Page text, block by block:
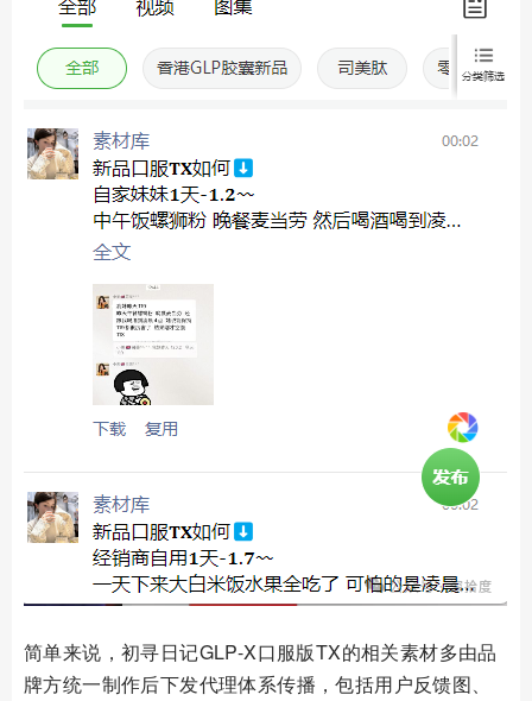
简单来说，初寻日记GLP-X口服版TX的相关素材多由品
牌方统一制作后下发代理体系传播，包括用户反馈图、